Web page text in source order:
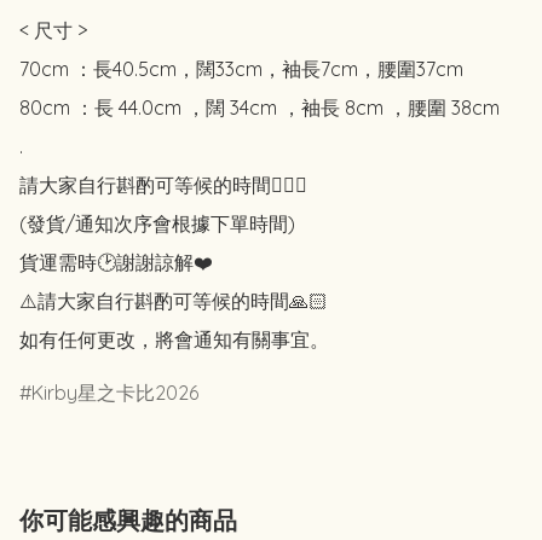
< 尺寸 >
70cm ：長40.5cm，闊33cm，袖長7cm，腰圍37cm
80cm ：長 44.0cm ，闊 34cm ，袖長 8cm ，腰圍 38cm
.
請大家自行斟酌可等候的時間🙇🏻‍♀️
(發貨/通知次序會根據下單時間)
貨運需時🕑謝謝諒解❤️
⚠️請大家自行斟酌可等候的時間🙏🏻
如有任何更改，將會通知有關事宜。
Kirby星之卡比2026
你可能感興趣的商品